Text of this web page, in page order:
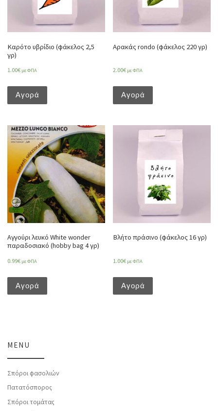
Καρότο υβρίδιο (φάκελος 2,5
γρ)
1.00€ με ΦΠΑ
Αγορά
Αρακάς rondo (φάκελος 220 γρ)
2.00€ με ΦΠΑ
Αγορά
Αγγούρι λευκό White wonder
παραδοσιακό (hobby bag 4 γρ)
0.99€ με ΦΠΑ
Αγορά
Βλήτο πράσινο (φάκελος 16 γρ)
1.00€ με ΦΠΑ
Αγορά
MENU
Σπόροι φασολιών
Πατατόσπορος
Σπόροι τομάτας